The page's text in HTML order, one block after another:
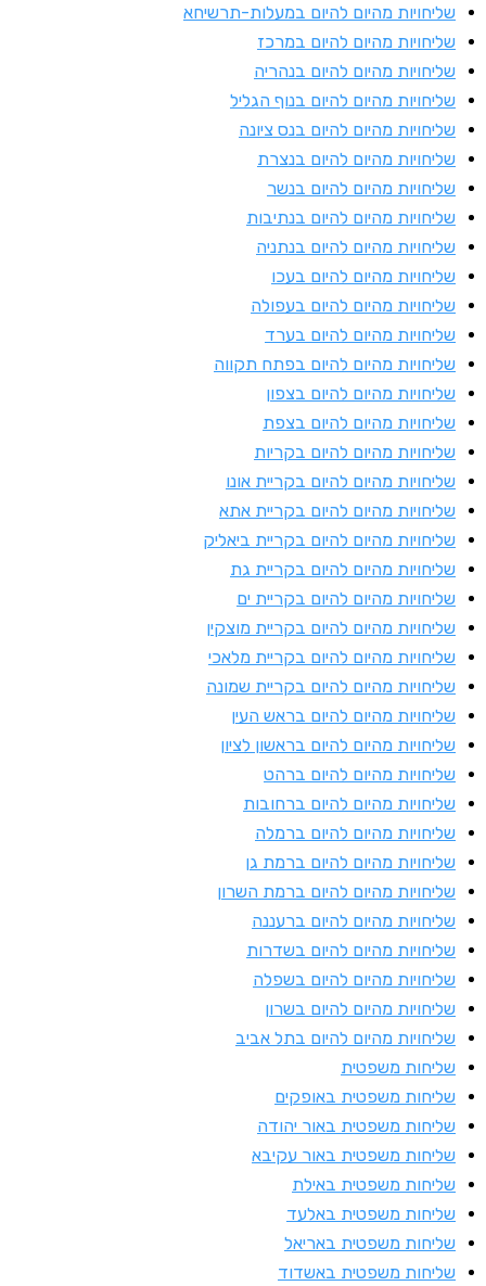
מהיום להיום במעלות-תרשיחא
מהיום להיום במרכז
מהיום להיום בנהריה
מהיום להיום בנוף הגליל
מהיום להיום בנס ציונה
מהיום להיום בנצרת
מהיום להיום בנשר
מהיום להיום בנתיבות
מהיום להיום בנתניה
מהיום להיום בעכו
מהיום להיום בעפולה
מהיום להיום בערד
מהיום להיום בפתח תקווה
מהיום להיום בצפון
מהיום להיום בצפת
מהיום להיום בקריות
מהיום להיום בקריית אונו
מהיום להיום בקריית אתא
מהיום להיום בקריית ביאליק
מהיום להיום בקריית גת
מהיום להיום בקריית ים
מהיום להיום בקריית מוצקין
מהיום להיום בקריית מלאכי
מהיום להיום בקריית שמונה
מהיום להיום בראש העין
מהיום להיום בראשון לציון
מהיום להיום ברהט
מהיום להיום ברחובות
מהיום להיום ברמלה
מהיום להיום ברמת גן
מהיום להיום ברמת השרון
מהיום להיום ברעננה
מהיום להיום בשדרות
מהיום להיום בשפלה
מהיום להיום בשרון
מהיום להיום בתל אביב
משפטית
משפטית באופקים
משפטית באור יהודה
משפטית באור עקיבא
משפטית באילת
משפטית באלעד
משפטית באריאל
משפטית באשדוד